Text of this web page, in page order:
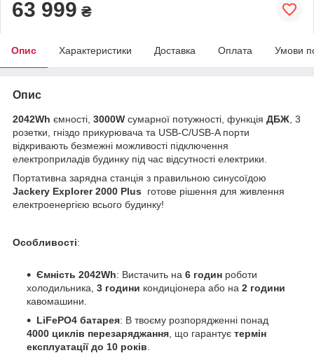
63 999 ₴
Опис Характеристики Доставка Оплата Умови
Опис
2042Wh ємності, 3000W сумарної потужності, функція ДБЖ , 3
розетки, гніздо прикурювача та USB-C/USB-A порти
відкривають безмежні можливості підключення
електроприладів будинку під час відсутності електрики.
Портативна зарядна станція з правильною синусоїдою
Jackery Explorer 2000 Plus
готове рішення для живлення
електроенергією всього будинку!
Особливості:
Ємність 2042Wh: Вистачить на 6 годин роботи
холодильника, 3 години кондиціонера або на 2 години
кавомашини.
LiFePO4 батарея: В твоєму розпорядженні понад
4000 циклів перезаряджання , що гарантує термін
експлуатації до 10 років